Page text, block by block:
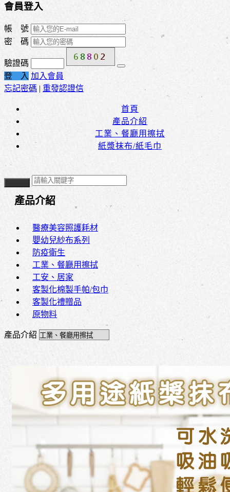
會員登入
帳 號
密 碼
驗證碼
登 入 加入會員
忘記密碼 | 重發認證信
首頁
產品介紹
工業、餐廳用擦拭
紙漿抹布/紙毛巾
產品介紹
醫療美容照護耗材
嬰幼兒紗布系列
防疫衛生
工業、餐廳用擦拭
工安、居家
客製化棉製手帕/包巾
客製化禮贈品
原物料
產品介紹